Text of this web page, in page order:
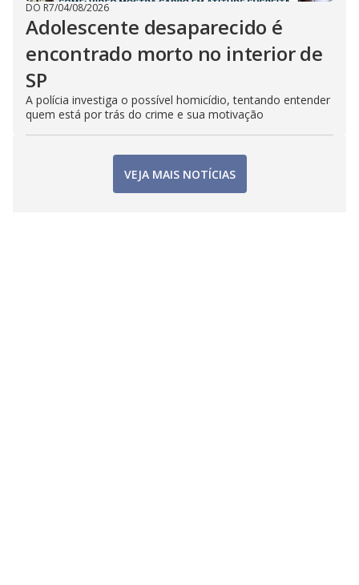
DO R7/04/08/2026
Adolescente desaparecido é
encontrado morto no interior de
SP
A polícia investiga o possível homicídio, tentando entender
quem está por trás do crime e sua motivação
VEJA MAIS NOTÍCIAS